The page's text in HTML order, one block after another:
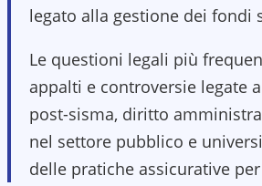
legato alla gestione dei fondi
Le questioni legali più
appalti e controversie legate
post-sisma, diritto
nel settore pubblico e
delle pratiche assicurative